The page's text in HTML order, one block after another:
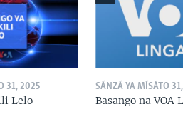
31, 2025
Lelo
SÁNZÁ YA MÍSÁTO
Basango na VOA